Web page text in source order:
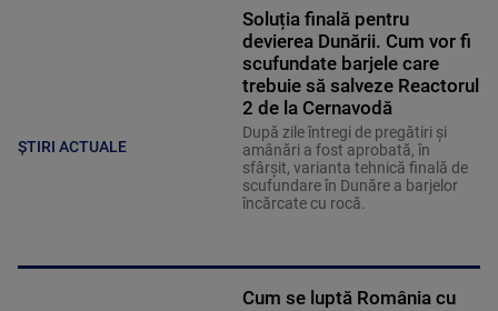
ȘTIRI ACTUALE
Soluția finală pentru
devierea Dunării. Cum vor fi
scufundate barjele care
trebuie să salveze Reactorul
2 de la Cernavodă
După zile întregi de pregătiri și
amânări a fost aprobată, în
sfârșit, varianta tehnică finală de
scufundare în Dunăre a barjelor
încărcate cu rocă.
Cum se luptă România cu